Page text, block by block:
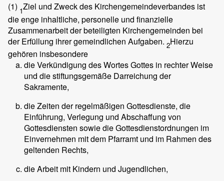
(1) 1Ziel und Zweck des Kirchengemeindeverbandes ist
die enge inhaltliche, personelle und finanzielle
Zusammenarbeit der beteiligten Kirchengemeinden bei
der Erfüllung ihrer gemeindlichen Aufgaben. 2Hierzu
gehören insbesondere
die Verkündigung des Wortes Gottes in rechter Weise
und die stiftungsgemäße Darreichung der
Sakramente,
die Zeiten der regelmäßigen Gottesdienste, die
Einführung, Verlegung und Abschaffung von
Gottesdiensten sowie die Gottesdienstordnungen im
Einvernehmen mit dem Pfarramt und im Rahmen des
geltenden Rechts,
die Arbeit mit Kindern und Jugendlichen,